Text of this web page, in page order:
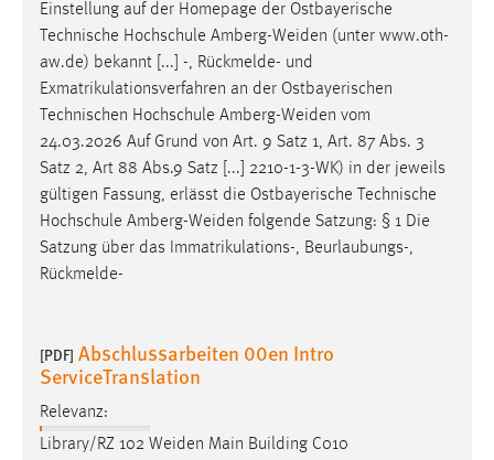
Einstellung auf der Homepage der Ostbayerische
Technische Hochschule Amberg-Weiden (unter www.oth-
aw.de) bekannt [...] -, Rückmelde- und
Exmatrikulationsverfahren an der Ostbayerischen
Technischen Hochschule Amberg-Weiden vom
24.03.2026 Auf Grund von Art. 9 Satz 1, Art. 87 Abs. 3
Satz 2, Art 88 Abs.9 Satz [...] 2210-1-3-WK) in der jeweils
gültigen Fassung, erlässt die Ostbayerische Technische
Hochschule Amberg-Weiden folgende Satzung: § 1 Die
Satzung über das Immatrikulations-, Beurlaubungs-,
Rückmelde-
[PDF] Abschlussarbeiten 00en Intro
ServiceTranslation
Relevanz:
Library/RZ 102 Weiden Main Building C010